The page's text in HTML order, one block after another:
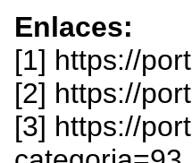
Enlaces:
[1] https://
[2] https://
[3] https://